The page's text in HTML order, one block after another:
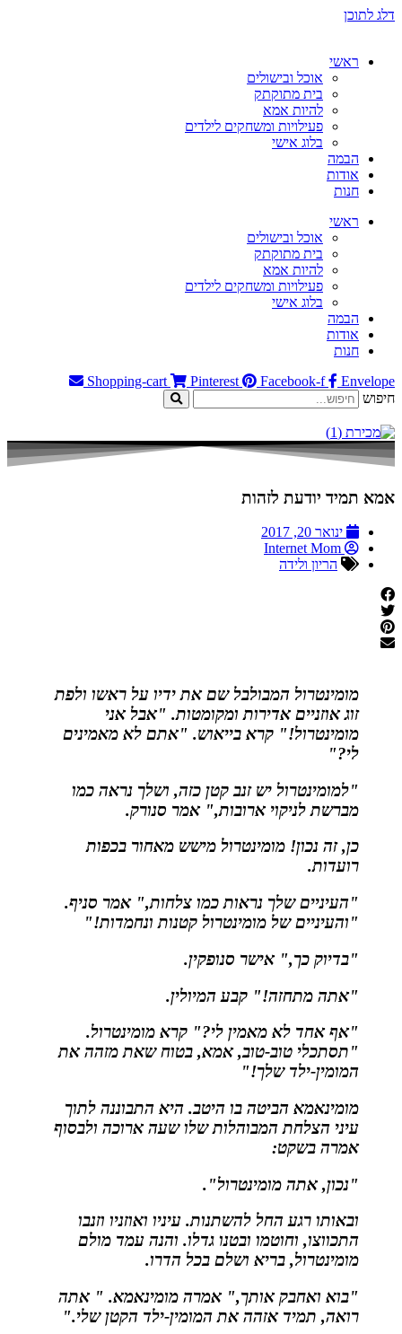
דלג לתוכן
ראשי
אוכל ובישולים
בית מתוקתק
להיות אמא
פעילויות ומשחקים לילדים
בלוג אישי
הבמה
אודות
חנות
ראשי
אוכל ובישולים
בית מתוקתק
להיות אמא
פעילויות ומשחקים לילדים
בלוג אישי
הבמה
אודות
חנות
Shopping-cart
Pinterest Facebook-f
Envelope
חיפוש
אמא תמיד יודעת לזהות
ינואר 20, 2017
Internet Mom
הריון ולידה
מומינטרול המבולבל שם את ידיו על ראשו ולפת
זוג אוזניים אדירות ומקומטות. "אבל אני
מומינטרול!" קרא בייאוש. "אתם לא מאמינים
לי?"
"למומינטרול יש זנב קטן כזה, ושלך נראה כמו
מברשת לניקוי ארובות," אמר סנורק.
כן, זה נכון! מומינטרול מישש מאחור בכפות
רועדות.
"העיניים שלך נראות כמו צלחות," אמר סניף.
"והעיניים של מומינטרול קטנות ונחמדות!"
"בדיוק כך," אישר סנופקין.
"אתה מתחזה!" קבע המיולין.
"אף אחד לא מאמין לי?" קרא מומינטרול.
"תסתכלי טוב-טוב, אמא, בטוח שאת מזהה את
המומין-ילד שלך!"
מומינאמא הביטה בו היטב. היא התבוננה לתוך
עיני הצלחת המבוהלות שלו שעה ארוכה ולבסוף
אמרה בשקט:
"נכון, אתה מומינטרול".
ובאותו רגע החל להשתנות. עיניו ואוזניו וזנבו
התכווצו, וחוטמו ובטנו גדלו. והנה עמד מולם
מומינטרול, בריא ושלם בכל הדרו.
"בוא ואחבק אותך," אמרה מומינאמא. " אתה
רואה, תמיד אזהה את המומין-ילד הקטן שלי."